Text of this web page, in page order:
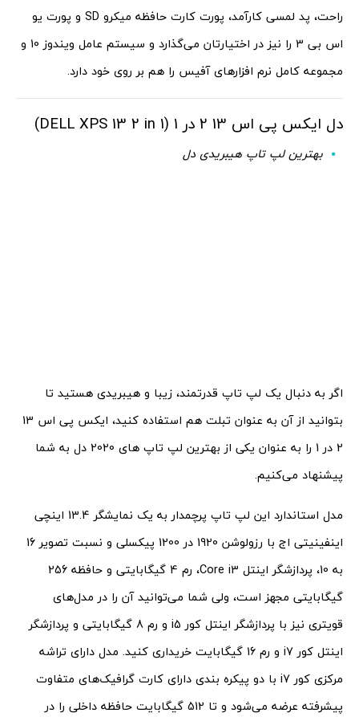
راحت، پد لمسی کارآمد، پورت کارت حافظه میکرو SD و پورت یو
اس بی 3 را نیز در اختیارتان می‌گذارد و سیستم عامل ویندوز 10 و
مجموعه کامل نرم افزارهای آفیس را هم بر روی خود دارد.
دل ایکس پی اس 13 2 در 1 (DELL XPS 13 2 in 1)
بهترین لپ تاپ هیبریدی دل
اگر به دنبال یک لپ تاپ قدرتمند، زیبا و هیبریدی هستید تا
بتوانید از آن به عنوان تبلت هم استفاده کنید، ایکس پی اس 13
2 در 1 را به عنوان یکی از بهترین لپ تاپ های 2020 دل به شما
پیشنهاد می‌کنیم.
مدل استاندارد این لپ تاپ پرچمدار به یک نمایشگر 13.4 اینچی
اینفینیتی اج با رزولوشن 1920 در 1200 پیکسلی و نسبت تصویر 16
به 10، پردازشگر اینتل Core i3، رم 4 گیگابایتی و حافظه 256
گیگابایتی مجهز است، ولی شما می‌توانید آن را در مدل‌های
قویتری نیز با پردازشگر اینتل کور i5 و رم 8 گیگابایتی و پردازشگر
اینتل کور i7 و رم 16 گیگابایت خریداری کنید. مدل دارای تراشه
مرکزی کور i7 با دو پیکره بندی دارای کارت گرافیک‌های متفاوت
پیشرفته عرضه می‌شود و تا 512 گیگابایت حافظه داخلی را در